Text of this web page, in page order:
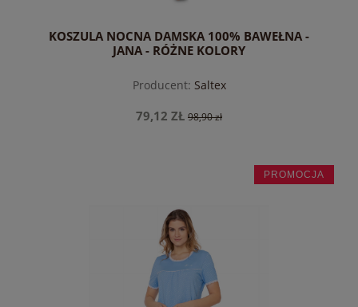
KOSZULA NOCNA DAMSKA 100% BAWEŁNA -
JANA - RÓŻNE KOLORY
Producent: Saltex
79,12 ZŁ 98,90 zł
do koszyka
PROMOCJA